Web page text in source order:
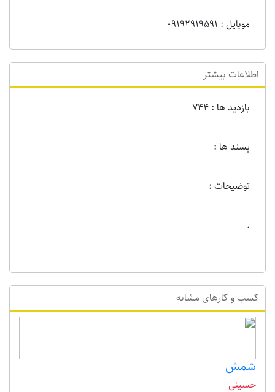
موبایل : 09192919591
اطلاعات بیشتر
بازدید ها : 744
پسند ها :
توضیحات :
.
کسب و کارهای مشابه
شمش
حسینی